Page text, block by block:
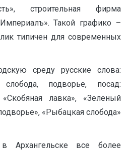
строительная фирма
Такой графико –
типичен для современных
среду русские слова:
подворье, посад:
лавка», «Зеленый
«Рыбацкая слобода»
Архангельске все более